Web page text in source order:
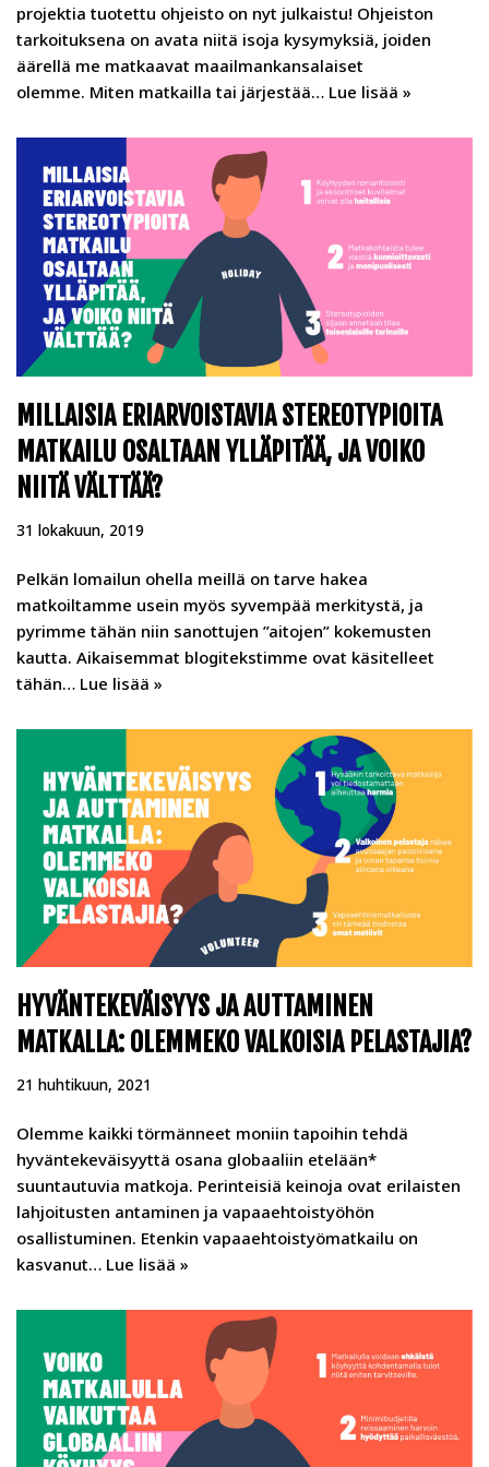
projektia tuotettu ohjeisto on nyt julkaistu! Ohjeiston
tarkoituksena on avata niitä isoja kysymyksiä, joiden
äärellä me matkaavat maailmankansalaiset
olemme. Miten matkailla tai järjestää… Lue lisää »
MILLAISIA ERIARVOISTAVIA STEREOTYPIOITA
MATKAILU OSALTAAN YLLÄPITÄÄ, JA VOIKO
NIITÄ VÄLTTÄÄ?
31 lokakuun, 2019
Pelkän lomailun ohella meillä on tarve hakea
matkoiltamme usein myös syvempää merkitystä, ja
pyrimme tähän niin sanottujen ”aitojen” kokemusten
kautta. Aikaisemmat blogitekstimme ovat käsitelleet
tähän… Lue lisää »
HYVÄNTEKEVÄISYYS JA AUTTAMINEN
MATKALLA: OLEMMEKO VALKOISIA PELASTAJIA?
21 huhtikuun, 2021
Olemme kaikki törmänneet moniin tapoihin tehdä
hyväntekeväisyyttä osana globaaliin etelään*
suuntautuvia matkoja. Perinteisiä keinoja ovat erilaisten
lahjoitusten antaminen ja vapaaehtoistyöhön
osallistuminen. Etenkin vapaaehtoistyömatkailu on
kasvanut… Lue lisää »